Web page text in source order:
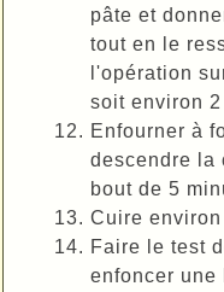
pâte et
tout en le
l'opération
soit environ
Enfourner à
descendre la
bout de 5
Cuire
Faire le test
enfoncer